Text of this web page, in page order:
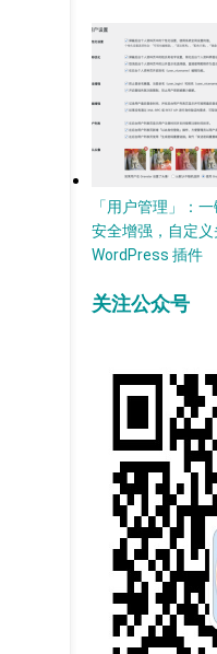
「用户管理」：
安全增强，自定
WordPress 插件
关注公众号